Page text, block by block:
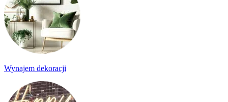
Wynajem dekoracji